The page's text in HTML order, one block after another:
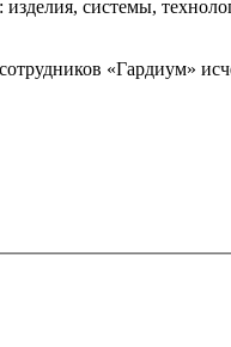
изделия, системы,
«Гардиум»